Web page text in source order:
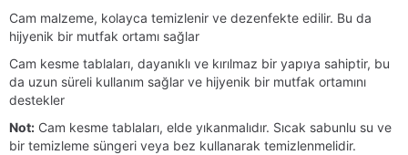
Cam malzeme, kolayca temizlenir ve dezenfekte edilir. Bu da
hijyenik bir mutfak ortamı sağlar
Cam kesme tablaları, dayanıklı ve kırılmaz bir yapıya sahiptir, bu
da uzun süreli kullanım sağlar ve hijyenik bir mutfak ortamını
destekler
Not: Cam kesme tablaları, elde yıkanmalıdır. Sıcak sabunlu su ve
bir temizleme süngeri veya bez kullanarak temizlenmelidir.